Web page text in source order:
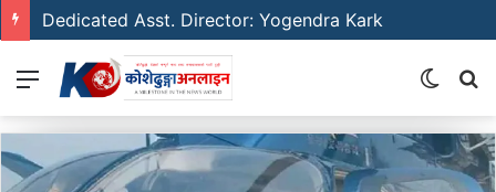
Dedicated Asst. Director: Yogendra Kark
Menu
Switch